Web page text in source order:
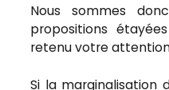
Nous sommes
propositions
retenu votre
Si la marginalisation